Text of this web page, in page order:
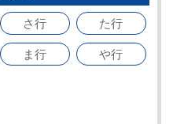
さ行 た行
ま行 や行